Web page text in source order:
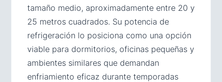
tamaño medio, aproximadamente entre 20 y
25 metros cuadrados. Su potencia de
refrigeración lo posiciona como una opción
viable para dormitorios, oficinas pequeñas y
ambientes similares que demandan
enfriamiento eficaz durante temporadas